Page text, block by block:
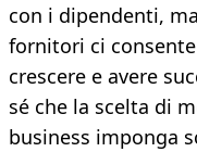
con i dipendenti,
fornitori ci
crescere e avere
sé che la scelta di
business imponga